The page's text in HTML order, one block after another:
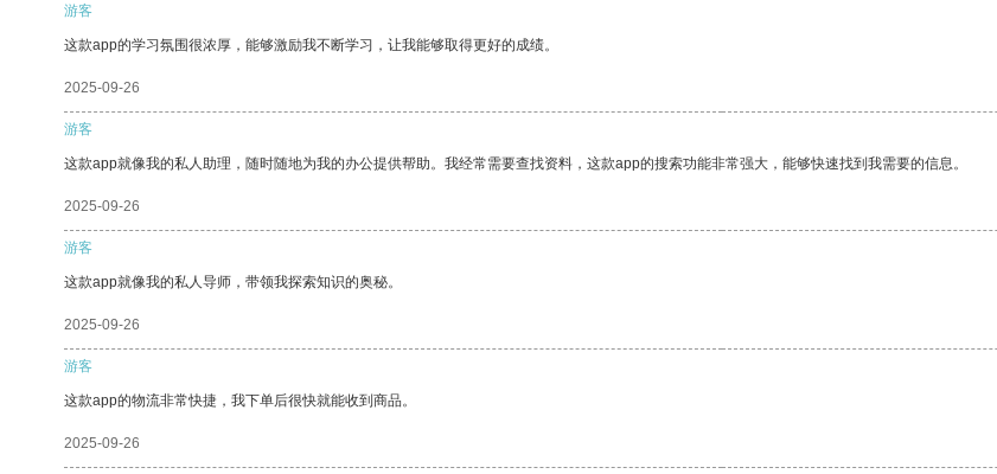
游客
这款app的学习氛围很浓厚，能够激励我不断学习，让我能够取得更好的成绩。
2025-09-26
游客
这款app就像我的私人助理，随时随地为我的办公提供帮助。我经常需要查找资料，这款app的搜索功能非常强大，能够快速找到我需要的信息。
2025-09-26
游客
这款app就像我的私人导师，带领我探索知识的奥秘。
2025-09-26
游客
这款app的物流非常快捷，我下单后很快就能收到商品。
2025-09-26